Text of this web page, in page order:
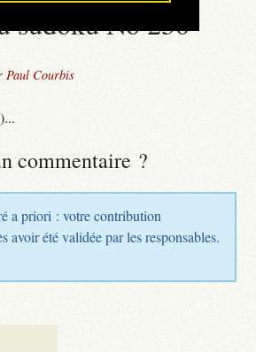
sudoku No 230
Paul Courbis
commentaire ?
a priori : votre contribution
avoir été validée par les responsables.